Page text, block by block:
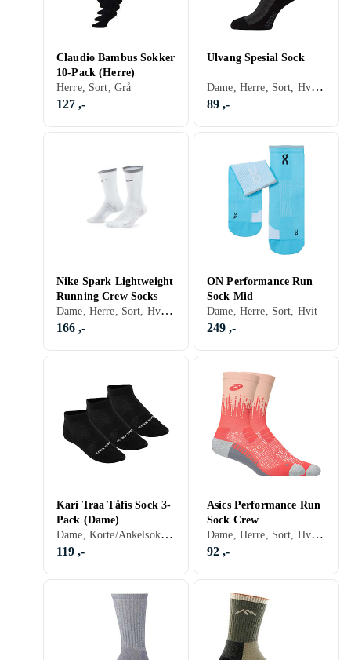
Claudio Bambus Sokker
10-Pack (Herre)
Herre, Sort, Grå
127 ,-
Ulvang Spesial Sock
Dame, Herre, Sort, Hvit, Grå, Blå, Rød, Rosa
89 ,-
Nike Spark Lightweight
Running Crew Socks
Dame, Herre, Sort, Hvit, Sølv, Rød, Gul, Rosa
166 ,-
ON Performance Run
Sock Mid
Dame, Herre, Sort, Hvit
249 ,-
Kari Traa Tåfis Sock 3-
Pack (Dame)
Dame, Korte/Ankelsokker, Sort, Hvit, Grå, Turkis, Blå, Rød, Oransje, Grønn, Rosa, Lilla
119 ,-
Asics Performance Run
Sock Crew
Dame, Herre, Sort, Hvit, Grå, Turkis, Blå, Rød, Gul, Oransje, Grønn, Beige, Rosa, Lilla
92 ,-